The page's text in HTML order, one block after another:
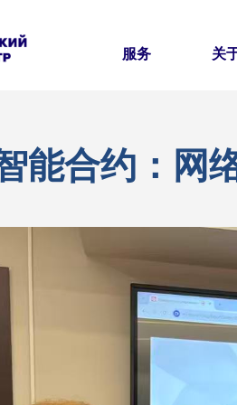
关
服务
能合约：网